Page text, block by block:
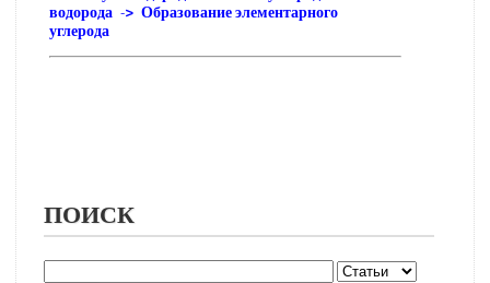
водорода -> Образование элементарного
углерода
ПОИСК